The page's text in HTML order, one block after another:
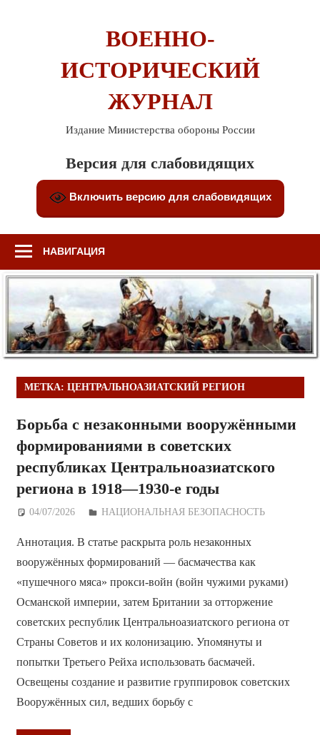
ВОЕННО-
ИСТОРИЧЕСКИЙ
ЖУРНАЛ
Издание Министерства обороны России
Версия для слабовидящих
Включить версию для слабовидящих
НАВИГАЦИЯ
МЕТКА: ЦЕНТРАЛЬНОАЗИАТСКИЙ РЕГИОН
Борьба с незаконными вооружёнными
формированиями в советских
республиках Центральноазиатского
региона в 1918—1930-е годы
04/07/2026 Дежурный по Редакции
НАЦИОНАЛЬНАЯ БЕЗОПАСНОСТЬ
Аннотация. В статье раскрыта роль незаконных
вооружённых формирований — басмачества как
«пушечного мяса» прокси-войн (войн чужими руками)
Османской империи, затем Британии за отторжение
советских республик Центральноазиатского региона от
Страны Советов и их колонизацию. Упомянуты и
попытки Третьего Рейха использовать басмачей.
Освещены создание и развитие группировок советских
Вооружённых сил, ведших борьбу с